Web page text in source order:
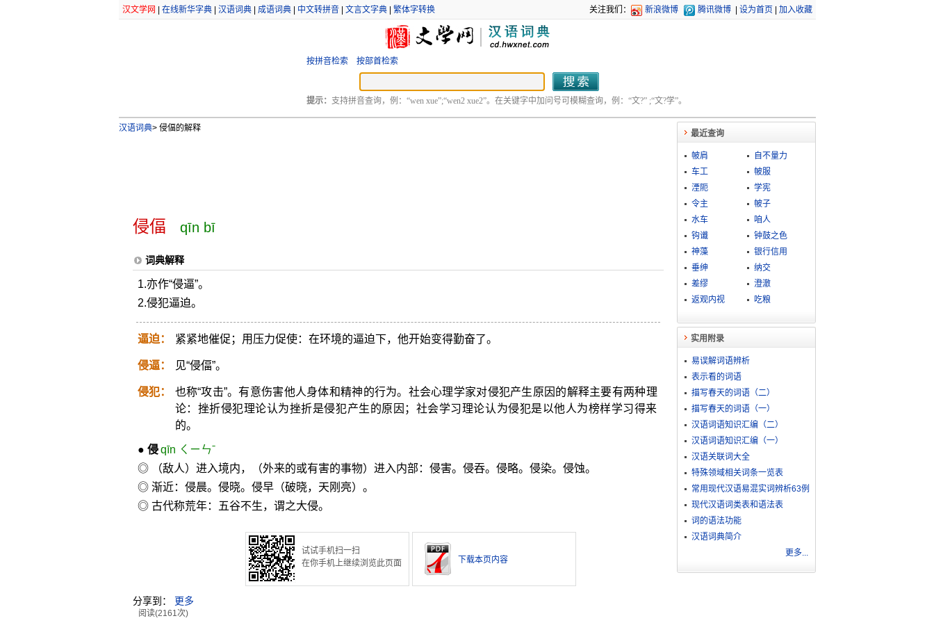
汉文学网 在线新华字典| 汉语词典| 成语词典| 中文转拼音| 文言文字典| 繁体字转换 关注我们： 新浪微博 腾讯微博 设为首页 加入收藏
按拼音检索 按部首检索
提示： 支持拼音查询，例：“wen xue”;“wen2 xue2”。在关键字中加问号可模糊查询，例：“文?” ;“文?学”。
汉语词典>侵偪的解释
侵偪 qīn bī
词典解释
1.亦作“侵逼”。
2.侵犯逼迫。
逼迫： 紧紧地催促；用压力促使：在环境的逼迫下，他开始变得勤奋了。
侵逼： 见“侵偪”。
侵犯：
也称“攻击”。有意伤害他人身体和精神的行为。社会心理学家对侵犯产生原因的解释主要有两种理
论：挫折侵犯理论认为挫折是侵犯产生的原因；社会学习理论认为侵犯是以他人为榜样学习得来
的。
● 侵 qīn ㄑㄧㄣˉ
◎ （敌人）进入境内，（外来的或有害的事物）进入内部：侵害。侵吞。侵略。侵染。侵蚀。
◎ 渐近：侵晨。侵晓。侵早（破晓，天刚亮）。
◎ 古代称荒年：五谷不生，谓之大侵。
试试手机扫一扫
在你手机上继续浏览此页面
下载本页内容
分享到： 更多
阅读(2161次)
最近查询
帔肩
自不量力
车工
帔服
湮阨
学宪
令主
帔子
水车
咱人
钩谶
钟鼓之色
神藻
银行信用
垂绅
纳交
差缪
澄澈
返观内视
吃粮
实用附录
易误解词语辨析
表示看的词语
描写春天的词语（二）
描写春天的词语（一）
汉语词语知识汇编（二）
汉语词语知识汇编（一）
汉语关联词大全
特殊领域相关词条一览表
常用现代汉语易混实词辨析63例
现代汉语词类表和语法表
词的语法功能
汉语词典简介
更多...